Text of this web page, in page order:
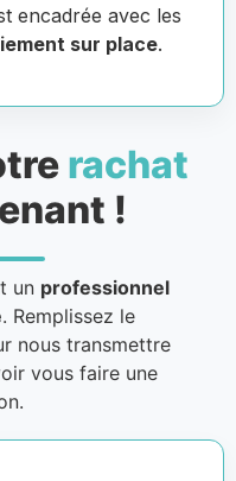
encadrée avec les
sur place.
rachat
!
un professionnel
. Remplissez le
nous transmettre
vous faire une